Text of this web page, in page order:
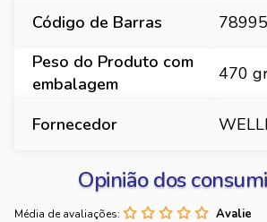
Código de Barras
Peso do Produto com
embalagem
470
Fornecedor
Opinião dos
Média de avaliações: